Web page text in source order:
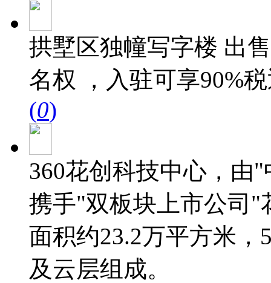
拱墅区独幢写字楼 出
名权 ，入驻可享90%
(0)
360花创科技中心，由
携手"双板块上市公司"
面积约23.2万平方米
及云层组成。